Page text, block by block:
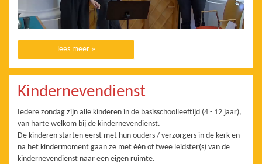
lees meer »
Kindernevendienst
Iedere zondag zijn alle kinderen in de basisschoolleeftijd (4 - 12 jaar),
van harte welkom bij de kindernevendienst.
De kinderen starten eerst met hun ouders / verzorgers in de kerk en
na het kindermoment gaan ze met één of twee leidster(s) van de
kindernevendienst naar een eigen ruimte.